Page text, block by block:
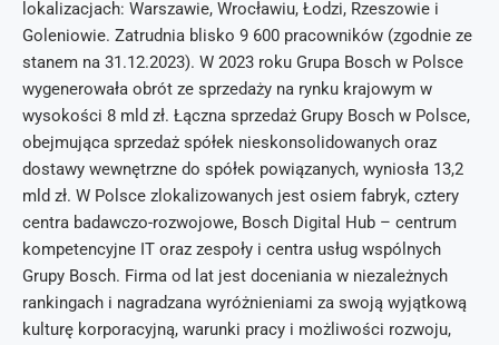
lokalizacjach: Warszawie, Wrocławiu, Łodzi, Rzeszowie i
Goleniowie. Zatrudnia blisko 9 600 pracowników (zgodnie ze
stanem na 31.12.2023). W 2023 roku Grupa Bosch w Polsce
wygenerowała obrót ze sprzedaży na rynku krajowym w
wysokości 8 mld zł. Łączna sprzedaż Grupy Bosch w Polsce,
obejmująca sprzedaż spółek nieskonsolidowanych oraz
dostawy wewnętrzne do spółek powiązanych, wyniosła 13,2
mld zł. W Polsce zlokalizowanych jest osiem fabryk, cztery
centra badawczo-rozwojowe, Bosch Digital Hub – centrum
kompetencyjne IT oraz zespoły i centra usług wspólnych
Grupy Bosch. Firma od lat jest doceniania w niezależnych
rankingach i nagradzana wyróżnieniami za swoją wyjątkową
kulturę korporacyjną, warunki pracy i możliwości rozwoju,